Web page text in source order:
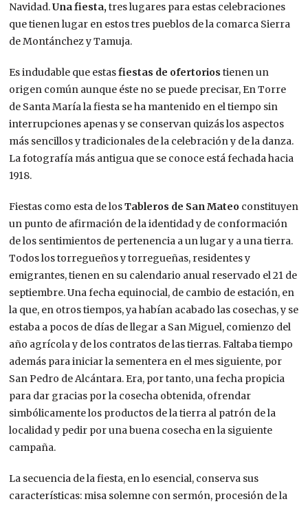
Navidad.Una fiesta,tres lugares para estas celebraciones
que tienen lugar en estos tres pueblos de la comarca Sierra
de Montánchez y Tamuja.
Es indudable que estasfiestas de ofertorios tienen un
origen común aunque éste no se puede precisar, En Torre
de Santa María la fiesta se ha mantenido en el tiempo sin
interrupciones apenas y se conservan quizás los aspectos
más sencillos y tradicionales de la celebración y de la danza.
La fotografía más antigua que se conoce está fechada hacia
1918.
Fiestas como esta de losTableros de San Mateo constituyen
un punto de afirmación de la identidad y de conformación
de los sentimientos de pertenencia a un lugar y a una tierra.
Todos los torregueños y torregueñas, residentes y
emigrantes, tienen en su calendario anual reservado el 21 de
septiembre. Una fecha equinocial, de cambio de estación, en
la que, en otros tiempos, ya habían acabado las cosechas, y se
estaba a pocos de días de llegar a San Miguel, comienzo del
año agrícola y de los contratos de las tierras. Faltaba tiempo
además para iniciar la sementera en el mes siguiente, por
San Pedro de Alcántara. Era, por tanto, una fecha propicia
para dar gracias por la cosecha obtenida, ofrendar
simbólicamente los productos de la tierra al patrón de la
localidad y pedir por una buena cosecha en la siguiente
campaña.
La secuencia de la fiesta, en lo esencial, conserva sus
características: misa solemne con sermón, procesión de la